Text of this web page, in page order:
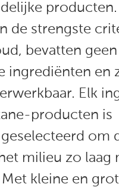
producten.
de strengste
bevatten
ingrediënten en
Elk
producten is
om
milieu zo laag
kleine en